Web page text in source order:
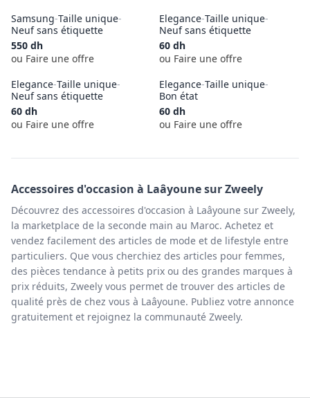
Samsung-Taille unique-
Neuf sans étiquette
550 dh
ou Faire une offre
Elegance-Taille unique-
Neuf sans étiquette
60 dh
ou Faire une offre
Elegance-Taille unique-
Neuf sans étiquette
60 dh
ou Faire une offre
Elegance-Taille unique-
Bon état
60 dh
ou Faire une offre
Accessoiresd'occasion à Laâyounesur Zweely
Découvrez des accessoires d'occasion à Laâyoune sur Zweely,
la marketplace de la seconde main au Maroc. Achetez et
vendez facilement des articles de mode et de lifestyle entre
particuliers. Que vous cherchiez des articles pour femmes,
des pièces tendance à petits prix ou des grandes marques à
prix réduits, Zweely vous permet de trouver des articles de
qualité près de chez vous à Laâyoune. Publiez votre annonce
gratuitement et rejoignez la communauté Zweely.